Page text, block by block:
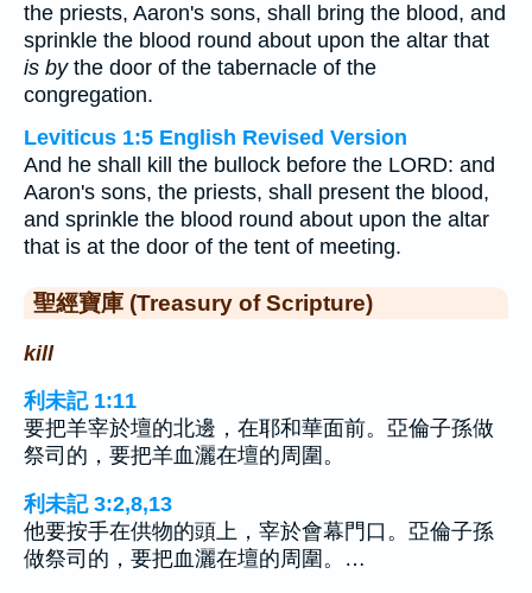
the priests, Aaron's sons, shall bring the blood, and
sprinkle the blood round about upon the altar that
is bythe door of the tabernacle of the
congregation.
Leviticus 1:5 English Revised Version
And he shall kill the bullock before the LORD: and
Aaron's sons, the priests, shall present the blood,
and sprinkle the blood round about upon the altar
that is at the door of the tent of meeting.
聖經寶庫 (Treasury of Scripture)
kill
利未記 1:11
要把羊宰於壇的北邊，在耶和華面前。亞倫子孫做
祭司的，要把羊血灑在壇的周圍。
利未記 3:2,8,13
他要按手在供物的頭上，宰於會幕門口。亞倫子孫
做祭司的，要把血灑在壇的周圍。…